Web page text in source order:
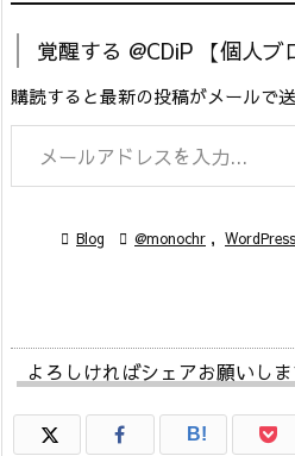
覚醒する @CDiP 【個人
購読すると最新の投稿がメールで
メールアドレスを入力...
 Blog  @monochr , WordPress
よろしければシェアお願いし
B!